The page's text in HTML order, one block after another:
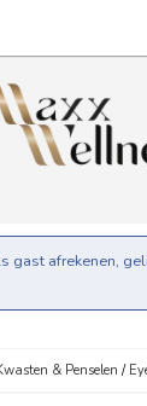
gast afrekenen,
& Penselen /